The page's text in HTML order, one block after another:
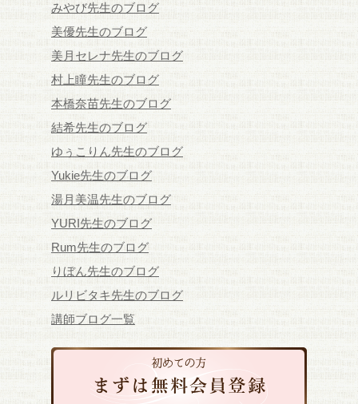
みやび先生のブログ
美優先生のブログ
美月セレナ先生のブログ
村上瞳先生のブログ
本橋奈苗先生のブログ
結希先生のブログ
ゆぅこりん先生のブログ
Yukie先生のブログ
湯月美温先生のブログ
YURI先生のブログ
Rum先生のブログ
りぼん先生のブログ
ルリビタキ先生のブログ
講師ブログ一覧